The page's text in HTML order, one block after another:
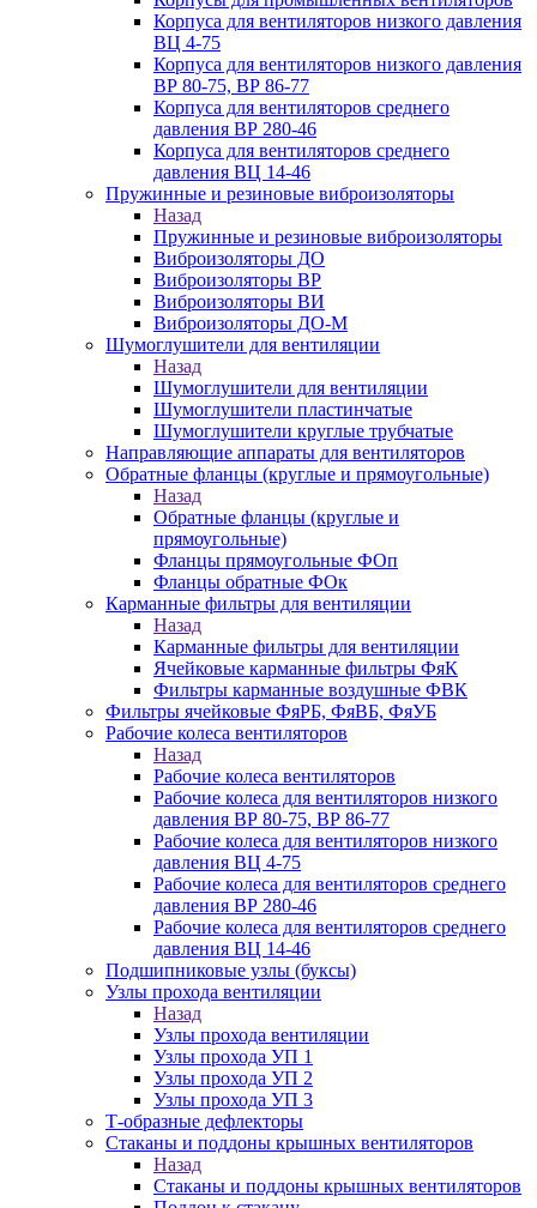
Корпуса для вентиляторов низкого давления
ВЦ 4-75
Корпуса для вентиляторов низкого давления
ВР 80-75, ВР 86-77
Корпуса для вентиляторов среднего
давления ВР 280-46
Корпуса для вентиляторов среднего
давления ВЦ 14-46
Пружинные и резиновые виброизоляторы
Назад
Пружинные и резиновые виброизоляторы
Виброизоляторы ДО
Виброизоляторы ВР
Виброизоляторы ВИ
Виброизоляторы ДО-М
Шумоглушители для вентиляции
Назад
Шумоглушители для вентиляции
Шумоглушители пластинчатые
Шумоглушители круглые трубчатые
Направляющие аппараты для вентиляторов
Обратные фланцы (круглые и прямоугольные)
Назад
Обратные фланцы (круглые и
прямоугольные)
Фланцы прямоугольные ФОп
Фланцы обратные ФОк
Карманные фильтры для вентиляции
Назад
Карманные фильтры для вентиляции
Ячейковые карманные фильтры ФяК
Фильтры карманные воздушные ФВК
Фильтры ячейковые ФяРБ, ФяВБ, ФяУБ
Рабочие колеса вентиляторов
Назад
Рабочие колеса вентиляторов
Рабочие колеса для вентиляторов низкого
давления ВР 80-75, ВР 86-77
Рабочие колеса для вентиляторов низкого
давления ВЦ 4-75
Рабочие колеса для вентиляторов среднего
давления ВР 280-46
Рабочие колеса для вентиляторов среднего
давления ВЦ 14-46
Подшипниковые узлы (буксы)
Узлы прохода вентиляции
Назад
Узлы прохода вентиляции
Узлы прохода УП 1
Узлы прохода УП 2
Узлы прохода УП 3
Т-образные дефлекторы
Стаканы и поддоны крышных вентиляторов
Назад
Стаканы и поддоны крышных вентиляторов